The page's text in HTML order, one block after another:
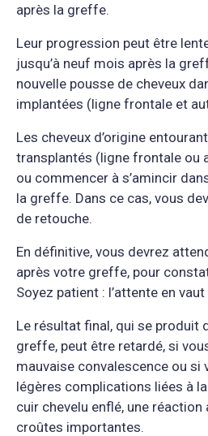
après la greffe.
Leur progression peut être
jusqu’à neuf mois après la
nouvelle pousse de cheveux
implantées (ligne frontale et
Les cheveux d’origine
transplantés (ligne frontale ou
ou commencer à s’amincir
la greffe. Dans ce cas, vous
de retouche.
En définitive, vous devrez
après votre greffe, pour
Soyez patient : l’attente en vaut
Le résultat final, qui se produit
greffe, peut être retardé, si
mauvaise convalescence ou
légères complications liées à
cuir chevelu enflé, une
croûtes importantes.